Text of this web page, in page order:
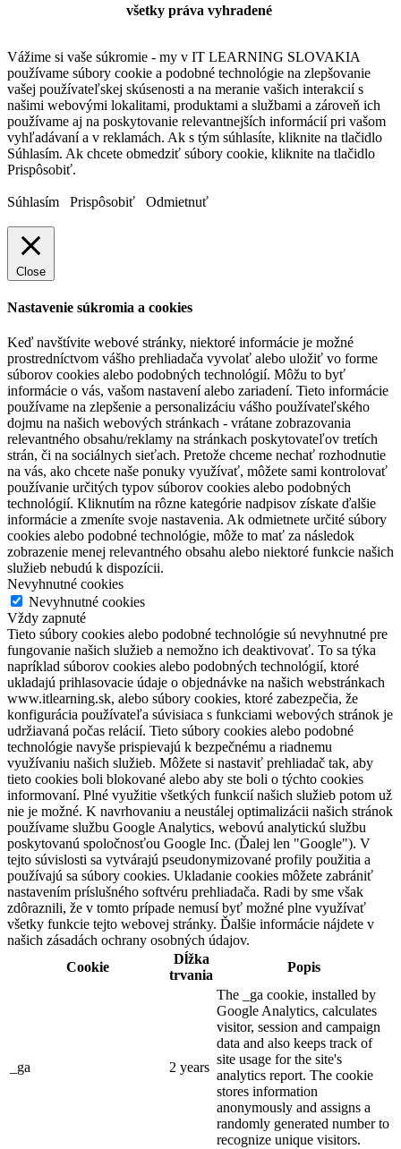
všetky práva vyhradené
Vážime si vaše súkromie - my v IT LEARNING SLOVAKIA
používame súbory cookie a podobné technológie na zlepšovanie
vašej používateľskej skúsenosti a na meranie vašich interakcií s
našimi webovými lokalitami, produktami a službami a zároveň ich
používame aj na poskytovanie relevantnejších informácií pri vašom
vyhľadávaní a v reklamách. Ak s tým súhlasíte, kliknite na tlačidlo
Súhlasím. Ak chcete obmedziť súbory cookie, kliknite na tlačidlo
Prispôsobiť.
Súhlasím Prispôsobiť Odmietnuť
Close
Nastavenie súkromia a cookies
Keď navštívite webové stránky, niektoré informácie je možné
prostredníctvom vášho prehliadača vyvolať alebo uložiť vo forme
súborov cookies alebo podobných technológií. Môžu to byť
informácie o vás, vašom nastavení alebo zariadení. Tieto informácie
používame na zlepšenie a personalizáciu vášho používateľského
dojmu na našich webových stránkach - vrátane zobrazovania
relevantného obsahu/reklamy na stránkach poskytovateľov tretích
strán, či na sociálnych sieťach. Pretože chceme nechať rozhodnutie
na vás, ako chcete naše ponuky využívať, môžete sami kontrolovať
používanie určitých typov súborov cookies alebo podobných
technológií. Kliknutím na rôzne kategórie nadpisov získate ďalšie
informácie a zmeníte svoje nastavenia. Ak odmietnete určité súbory
cookies alebo podobné technológie, môže to mať za následok
zobrazenie menej relevantného obsahu alebo niektoré funkcie našich
služieb nebudú k dispozícii.
Nevyhnutné cookies
Nevyhnutné cookies
Vždy zapnuté
Tieto súbory cookies alebo podobné technológie sú nevyhnutné pre
fungovanie našich služieb a nemožno ich deaktivovať. To sa týka
napríklad súborov cookies alebo podobných technológií, ktoré
ukladajú prihlasovacie údaje o objednávke na našich webstránkach
www.itlearning.sk, alebo súbory cookies, ktoré zabezpečia, že
konfigurácia používateľa súvisiaca s funkciami webových stránok je
udržiavaná počas relácií. Tieto súbory cookies alebo podobné
technológie navyše prispievajú k bezpečnému a riadnemu
využívaniu našich služieb. Môžete si nastaviť prehliadač tak, aby
tieto cookies boli blokované alebo aby ste boli o týchto cookies
informovaní. Plné využitie všetkých funkcií našich služieb potom už
nie je možné. K navrhovaniu a neustálej optimalizácii našich stránok
používame službu Google Analytics, webovú analytickú službu
poskytovanú spoločnosťou Google Inc. (Ďalej len "Google"). V
tejto súvislosti sa vytvárajú pseudonymizované profily použitia a
používajú sa súbory cookies. Ukladanie cookies môžete zabrániť
nastavením príslušného softvéru prehliadača. Radi by sme však
zdôraznili, že v tomto prípade nemusí byť možné plne využívať
všetky funkcie tejto webovej stránky. Ďalšie informácie nájdete v
našich zásadách ochrany osobných údajov.
Cookie
Dĺžka
trvania
Popis
_ga 2 years
The _ga cookie, installed by
Google Analytics, calculates
visitor, session and campaign
data and also keeps track of
site usage for the site's
analytics report. The cookie
stores information
anonymously and assigns a
randomly generated number to
recognize unique visitors.